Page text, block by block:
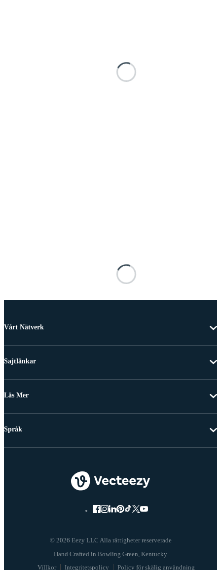
Vårt Nätverk
Sajtlänkar
Läs Mer
© 2026 Eezy LLC Alla rättigheter reserverade
Villkor Integritetspolicy Policy för skälig användning
Språk